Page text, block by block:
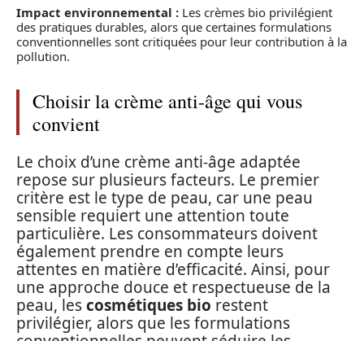
Impact environnemental : Les crèmes bio privilégient
des pratiques durables, alors que certaines formulations
conventionnelles sont critiquées pour leur contribution à la
pollution.
Choisir la crème anti-âge qui vous
convient
Le choix d’une crème anti-âge adaptée
repose sur plusieurs facteurs. Le premier
critère est le type de peau, car une peau
sensible requiert une attention toute
particulière. Les consommateurs doivent
également prendre en compte leurs
attentes en matière d’efficacité. Ainsi, pour
une approche douce et respectueuse de la
peau, lescosmétiques bio restent
privilégier, alors que les formulations